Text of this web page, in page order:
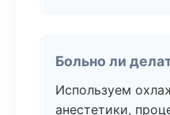
Больно ли
Используем
анестетики,